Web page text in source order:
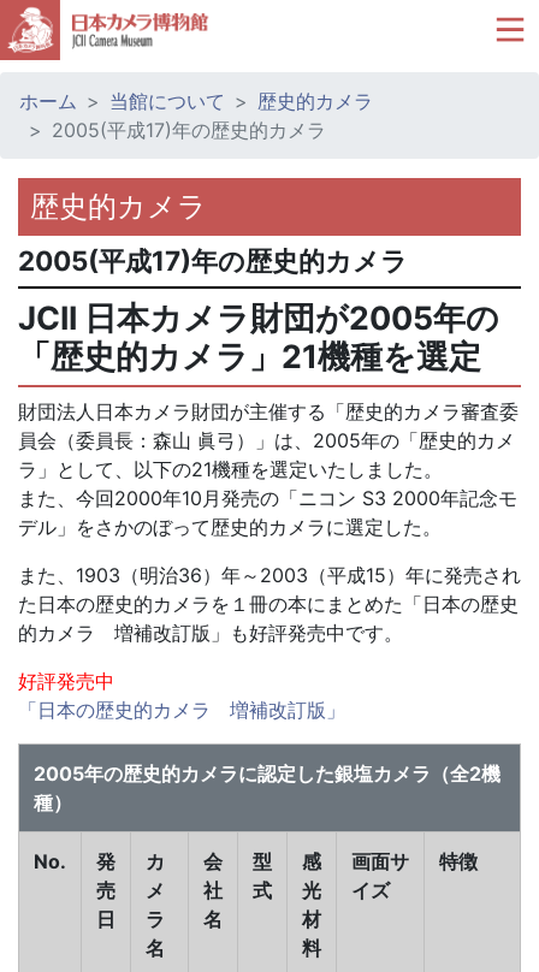
ホーム 当館について
歴史的カメラ
2005(平成17)年の歴史的カメラ
歴史的カメラ
2005(平成17)年の歴史的カメラ
JCII 日本カメラ財団が2005年の
「歴史的カメラ」21機種を選定
財団法人日本カメラ財団が主催する「歴史的カメラ審査委
員会（委員長：森山 眞弓）」は、2005年の「歴史的カメ
ラ」として、以下の21機種を選定いたしました。
また、今回2000年10月発売の「ニコン S3 2000年記念モ
デル」をさかのぼって歴史的カメラに選定した。
また、1903（明治36）年～2003（平成15）年に発売され
た日本の歴史的カメラを１冊の本にまとめた「日本の歴史
的カメラ 増補改訂版」も好評発売中です。
好評発売中
「日本の歴史的カメラ 増補改訂版」
2005年の歴史的カメラに認定した銀塩カメラ（全2機
種）
No.
発
売
日
カ
メ
ラ
名
会
社
名
型
式
感
光
材
料
画面サ
イズ
特徴